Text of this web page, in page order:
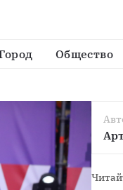
Общество
спорту